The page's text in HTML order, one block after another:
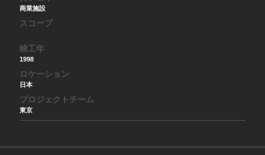
商業施設
スコープ
竣工年
1998
ロケーション
日本
プロジェクトチーム
東京